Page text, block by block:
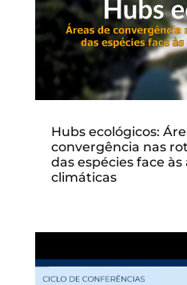
Hubs ecológicos:
convergência nas
das espécies face
climáticas